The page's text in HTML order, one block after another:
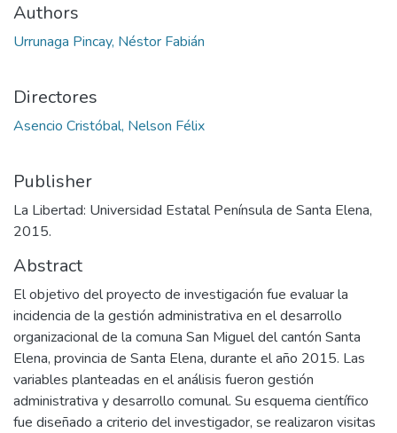
Authors
Urrunaga Pincay, Néstor Fabián
Directores
Asencio Cristóbal, Nelson Félix
Publisher
La Libertad: Universidad Estatal Península de Santa Elena,
2015.
Abstract
El objetivo del proyecto de investigación fue evaluar la
incidencia de la gestión administrativa en el desarrollo
organizacional de la comuna San Miguel del cantón Santa
Elena, provincia de Santa Elena, durante el año 2015. Las
variables planteadas en el análisis fueron gestión
administrativa y desarrollo comunal. Su esquema científico
fue diseñado a criterio del investigador, se realizaron visitas